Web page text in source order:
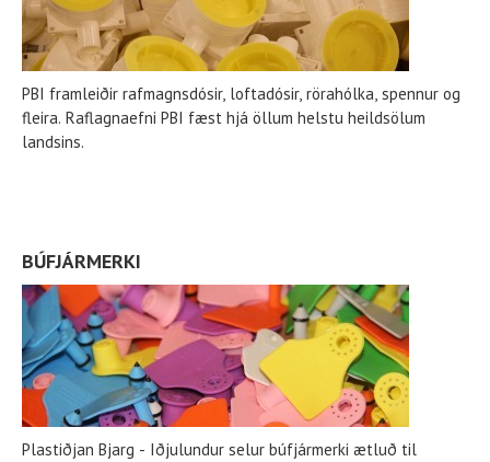
PBI framleiðir rafmagnsdósir, loftadósir, rörahólka, spennur og
fleira. Raflagnaefni PBI fæst hjá öllum helstu heildsölum
landsins.
BÚFJÁRMERKI
Plastiðjan Bjarg - Iðjulundur selur búfjármerki ætluð til